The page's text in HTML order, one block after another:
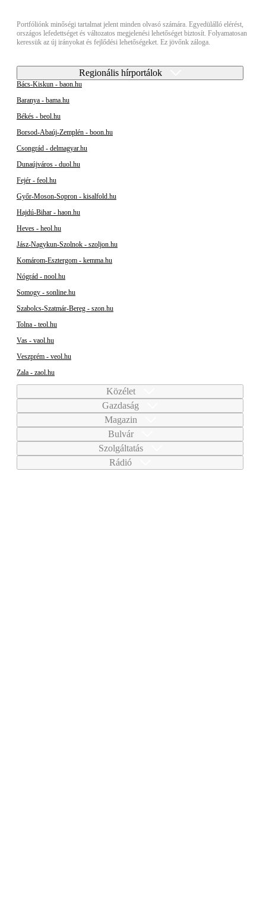
Portfóliónk minőségi tartalmat jelent minden olvasó számára. Egyedülálló elérést,
országos lefedettséget és változatos megjelenési lehetőséget biztosít. Folyamatosan
keressük az új irányokat és fejlődési lehetőségeket. Ez jövőnk záloga.
Regionális hírportálok
Bács-Kiskun - baon.hu
Baranya - bama.hu
Békés - beol.hu
Borsod-Abaúj-Zemplén - boon.hu
Csongrád - delmagyar.hu
Dunaújváros - duol.hu
Fejér - feol.hu
Győr-Moson-Sopron - kisalfold.hu
Hajdú-Bihar - haon.hu
Heves - heol.hu
Jász-Nagykun-Szolnok - szoljon.hu
Komárom-Esztergom - kemma.hu
Nógrád - nool.hu
Somogy - sonline.hu
Szabolcs-Szatmár-Bereg - szon.hu
Tolna - teol.hu
Vas - vaol.hu
Veszprém - veol.hu
Zala - zaol.hu
Közélet
Gazdaság
Magazin
Bulvár
Szolgáltatás
Rádió